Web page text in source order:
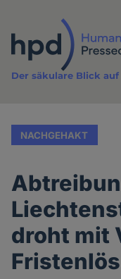
Inhalt
Der säkulare Blick
NACHGEHAKT
droht mit